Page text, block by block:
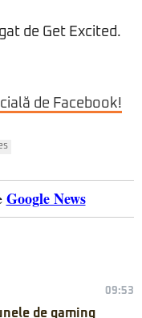
de Get Excited.
de Facebook!
Google News
09:53
de gaming